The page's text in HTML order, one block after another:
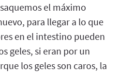
el máximo
para llegar a lo que
en el intestino pueden
geles, si eran por un
los geles son caros, la